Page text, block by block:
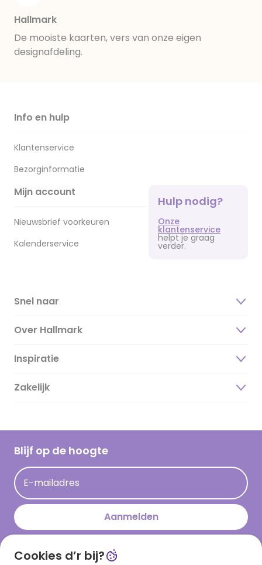
Hallmark
De mooiste kaarten, vers van onze eigen
designafdeling.
Info en hulp
Klantenservice
Bezorginformatie
Mijn account
Nieuwsbrief voorkeuren
Kalenderservice
Hulp nodig?
Onze
klantenservice
helpt je graag
verder.
Snel naar
Over Hallmark
Over ons
Duurzaamheid
Hallmark Kaartclub
Acties
Persberichten
Hallmark en Kinderpostzegels
Inspiratie
Magazine
Cadeau inspiratie
Kaartinspiratie
Zakelijk
Blijf op de hoogte
E-mailadres
Aanmelden
Download onze app
Cookies d’r bij?